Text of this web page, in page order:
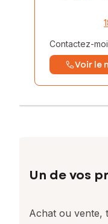
Contactez-moi
Voir le
Un de vos
Achat ou vente,